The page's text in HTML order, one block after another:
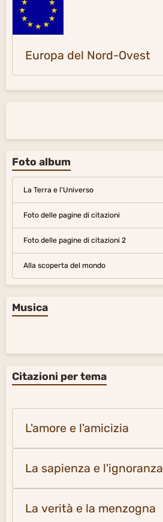
Europa del Nord-Ovest
Foto album
La Terra e l'Universo
Foto delle pagine di citazioni
Foto delle pagine di citazioni 2
Alla scoperta del mondo
Musica
Citazioni per tema
L'amore e l'amicizia
La sapienza e l'ignoranza
La verità e la menzogna